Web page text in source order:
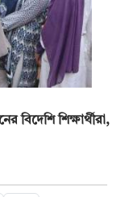
বিদেশি শিক্ষার্থীরা,